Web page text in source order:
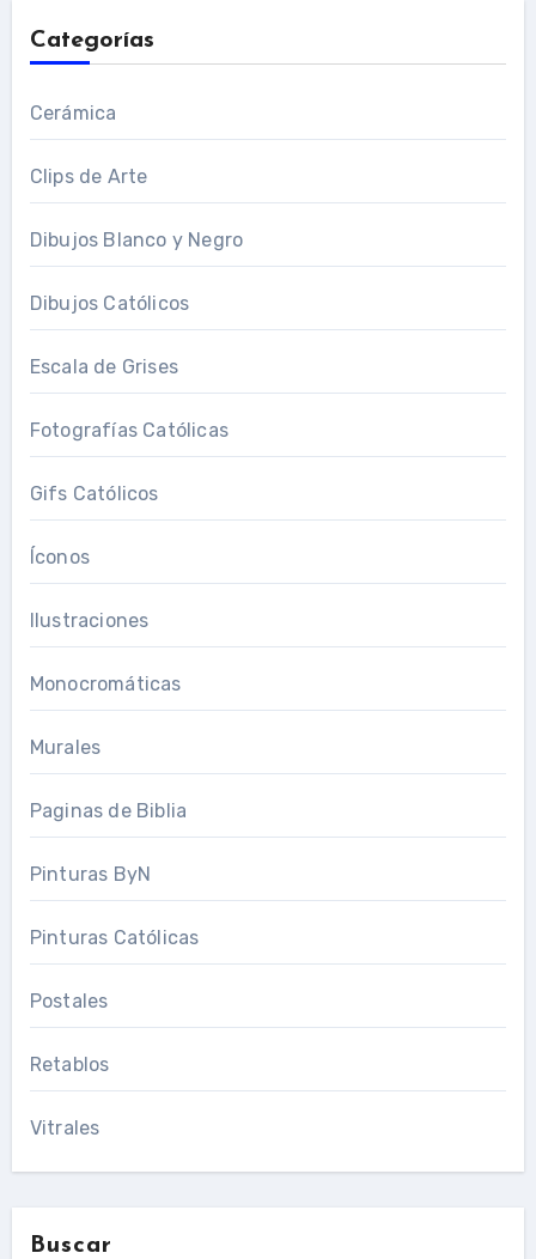
Categorías
Cerámica
Clips de Arte
Dibujos Blanco y Negro
Dibujos Católicos
Escala de Grises
Fotografías Católicas
Gifs Católicos
Íconos
Ilustraciones
Monocromáticas
Murales
Paginas de Biblia
Pinturas ByN
Pinturas Católicas
Postales
Retablos
Vitrales
Buscar